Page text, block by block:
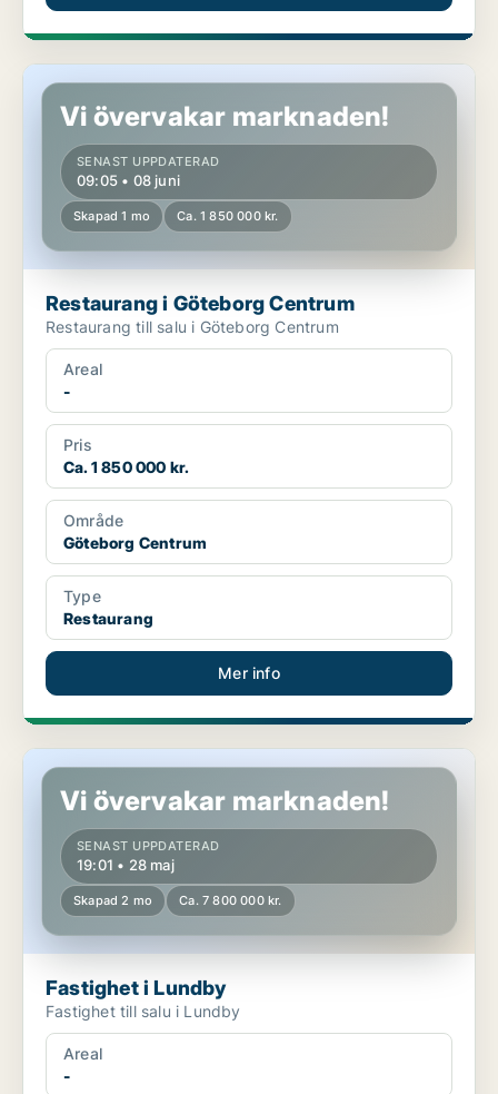
Restaurang i Göteborg Centrum
Vi övervakar marknaden!
SENAST UPPDATERAD
09:05 • 08 juni
Skapad 1 mo Ca. 1 850 000 kr.
Restaurang i Göteborg Centrum
Restaurang till salu i Göteborg Centrum
Areal
-
Pris
Ca. 1 850 000 kr.
Område
Göteborg Centrum
Type
Restaurang
Mer info
Fastighet i Lundby
Vi övervakar marknaden!
SENAST UPPDATERAD
19:01 • 28 maj
Skapad 2 mo Ca. 7 800 000 kr.
Fastighet i Lundby
Fastighet till salu i Lundby
Areal
-